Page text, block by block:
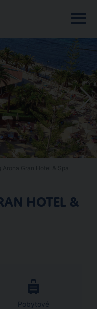
HOTEL &
Pobytové